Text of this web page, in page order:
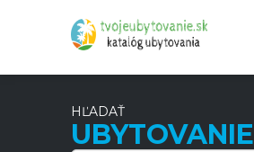
HĽADAŤ
UBYTOVANIE